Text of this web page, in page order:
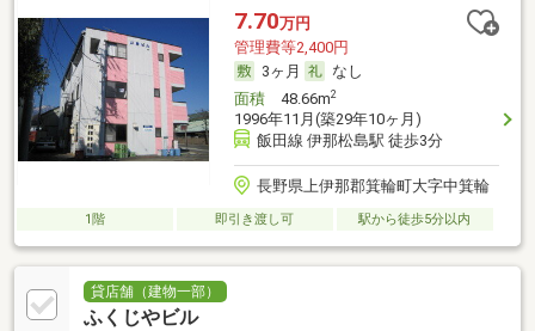
7.70万円
管理費等2,400円
3ヶ月
なし
面積48.66m2
1996年11月(築29年10ヶ月)
飯田線 伊那松島駅 徒歩3分
長野県上伊那郡箕輪町大字中箕輪
1階 即引き渡し可 駅から徒歩5分以内
貸店舗（建物一部）
ふくじやビル